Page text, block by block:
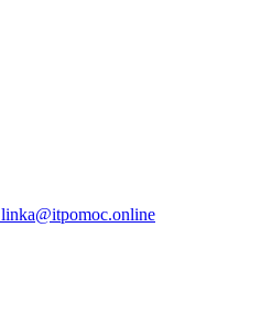
linka@itpomoc.online